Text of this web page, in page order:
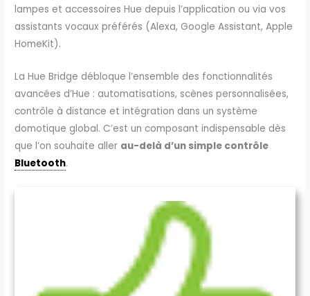
lampes et accessoires Hue depuis l’application ou via vos
assistants vocaux préférés (Alexa, Google Assistant, Apple
HomeKit).
La Hue Bridge débloque l’ensemble des fonctionnalités
avancées d’Hue : automatisations, scènes personnalisées,
contrôle à distance et intégration dans un système
domotique global. C’est un composant indispensable dès
que l’on souhaite aller au-delà d’un simple contrôle
Bluetooth.